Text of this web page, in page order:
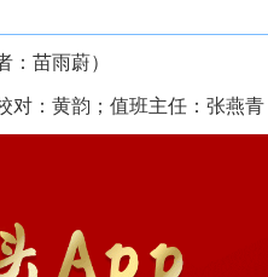
：苗雨蔚）
对：黄韵；值班主任：张燕